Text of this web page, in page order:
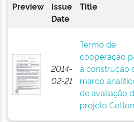
Preview
Issue
Date
Title
2014-
02-21
Termo de
cooperação
a construção
marco
de avaliação
projeto